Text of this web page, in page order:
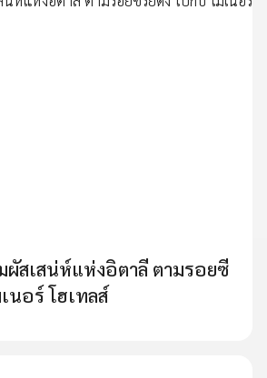
ผัสเสน่ห์แห่งอิตาลี ตามรอยซี
นอร์ โฮเทลส์